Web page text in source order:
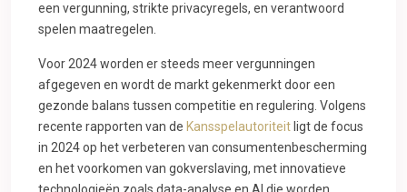
een vergunning, strikte privacyregels, en verantwoord
spelen maatregelen.
Voor 2024 worden er steeds meer vergunningen
afgegeven en wordt de markt gekenmerkt door een
gezonde balans tussen competitie en regulering. Volgens
recente rapporten van de Kansspelautoriteit ligt de focus
in 2024 op het verbeteren van consumentenbescherming
en het voorkomen van gokverslaving, met innovatieve